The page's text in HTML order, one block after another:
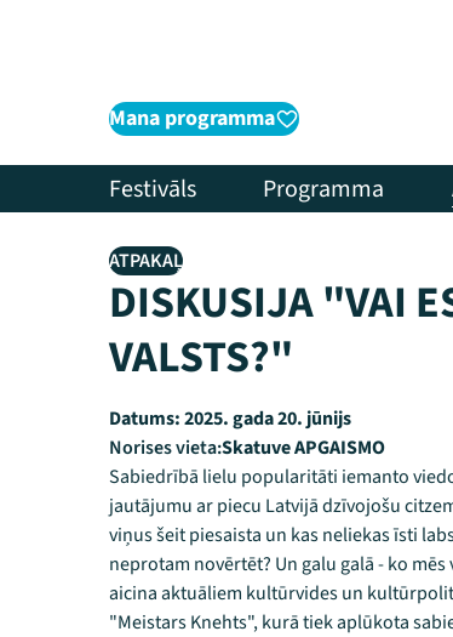
Mana programma
Festivāls Programma
ATPAKAĻ
DISKUSIJA "VAI
VALSTS?"
Datums:2025. gada 20. jūnijs
Norises vieta:Skatuve APGAISMO
Sabiedrībā lielu popularitāti iemanto
jautājumu ar piecu Latvijā dzīvojošu
viņus šeit piesaista un kas neliekas īsti
neprotam novērtēt? Un galu galā - ko
aicina aktuāliem kultūrvides un
"Meistars Knehts", kurā tiek aplūkota